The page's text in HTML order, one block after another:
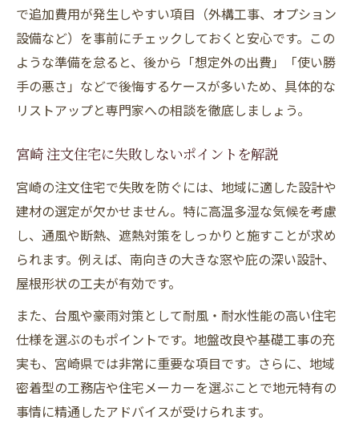
で追加費用が発生しやすい項目（外構工事、オプション
設備など）を事前にチェックしておくと安心です。この
ような準備を怠ると、後から「想定外の出費」「使い勝
手の悪さ」などで後悔するケースが多いため、具体的な
リストアップと専門家への相談を徹底しましょう。
宮崎 注文住宅に失敗しないポイントを解説
宮崎の注文住宅で失敗を防ぐには、地域に適した設計や
建材の選定が欠かせません。特に高温多湿な気候を考慮
し、通風や断熱、遮熱対策をしっかりと施すことが求め
られます。例えば、南向きの大きな窓や庇の深い設計、
屋根形状の工夫が有効です。
また、台風や豪雨対策として耐風・耐水性能の高い住宅
仕様を選ぶのもポイントです。地盤改良や基礎工事の充
実も、宮崎県では非常に重要な項目です。さらに、地域
密着型の工務店や住宅メーカーを選ぶことで地元特有の
事情に精通したアドバイスが受けられます。